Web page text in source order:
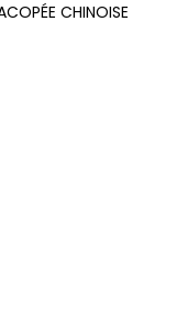
CHINOISE